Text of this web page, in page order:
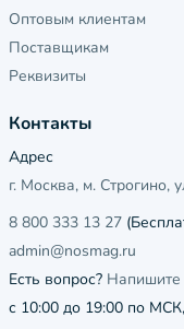
Оптовым клиентам
Поставщикам
Реквизиты
Контакты
Адрес
г. Москва, м. Строгино,
8 800 333 13 27
admin@nosmag.ru
Есть вопрос? Напишите
с 10:00 до 19:00 по